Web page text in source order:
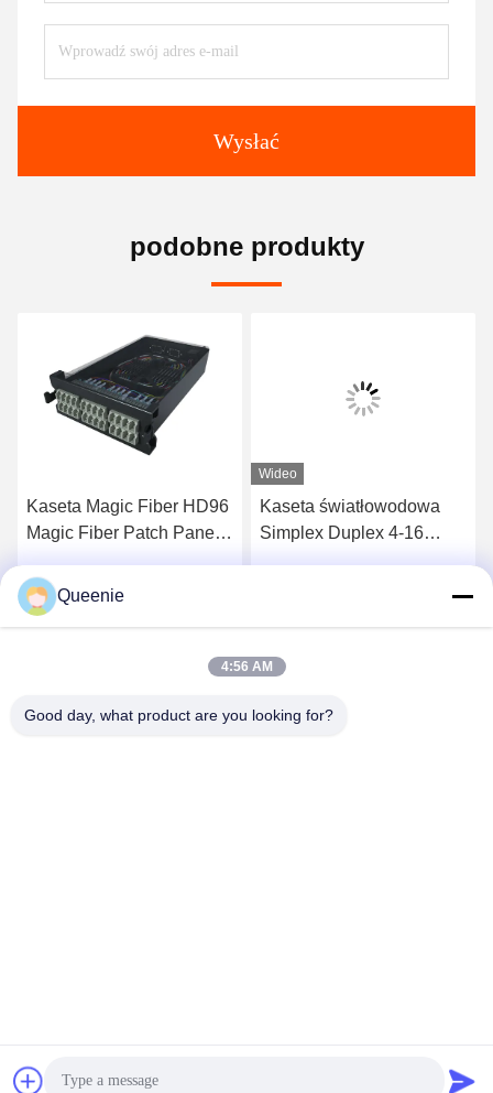
Wysłać
podobne produkty
Kaseta Magic Fiber HD96
Magic Fiber Patch Panel
Uzyskaj najlepszą cenę
Wideo
Kaseta światłowodowa
Simplex Duplex 4-16
Prawa autorskie © 2021-2026 tcgroupchina.com . Wszelkie
Queenie
4:56 AM
Good day, what product are you looking for?